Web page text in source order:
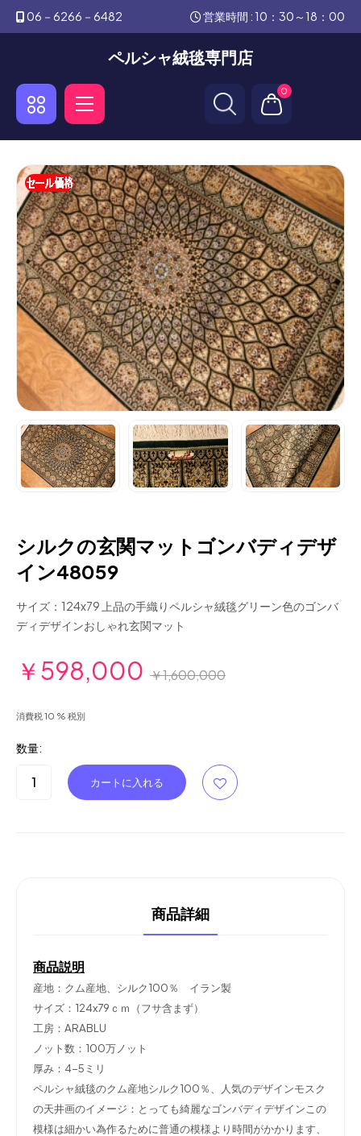
06－6266－6482 営業時間 : 10：30～18：00
ペルシャ絨毯専門店
0
シルクの玄関マットゴンバディデザ
イン48059
サイズ：124x79 上品の手織りペルシャ絨毯グリーン色のゴンバ
ディデザインおしゃれ玄関マット
￥598,000 ￥1,600,000
消費税 10 % 税別
数量:
商品詳細
商品説明
産地：クム産地、シルク100％ イラン製
サイズ：124x79ｃｍ（フサ含まず）
工房：ARABLU
ノット数：100万ノット
厚み：4-5ミリ
ペルシャ絨毯のクム産地シルク100％、人気のデザインモスク
の天井画のイメージ：とっても綺麗なゴンバディデザインこの
模様は細かい為作るために普通の模様より時間がかかります、